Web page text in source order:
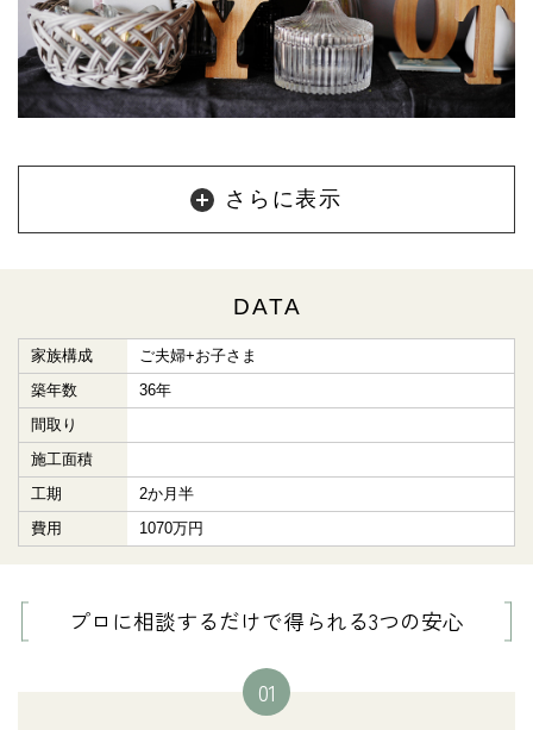
さらに表示
DATA
家族構成
ご夫婦+お子さま
築年数
36年
間取り
施工面積
工期
2か月半
費用
1070万円
プロに相談するだけで得られる3つの安心
01